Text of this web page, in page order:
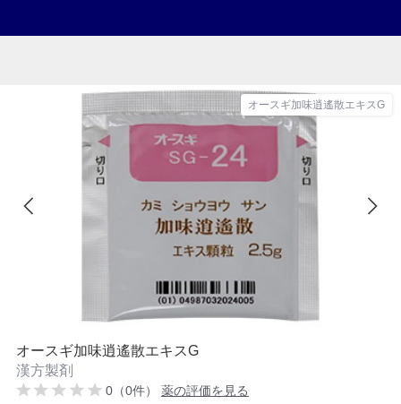
オースギ加味逍遙散エキスG
オースギ加味逍遙散エキスG
漢方製剤
0（0件） 薬の評価を見る